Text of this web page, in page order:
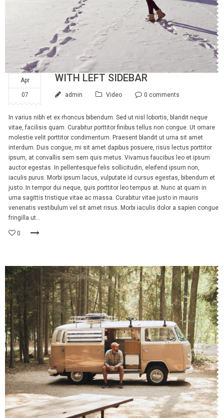
Apr
07
WITH LEFT SIDEBAR
admin Video 0 comments
In varius nibh et ex rhoncus bibendum. Sed ut nisl lobortis, blandit neque
vitae, facilisis quam. Curabitur porttitor finibus tellus non congue. Ut ornare
molestie velit porttitor condimentum. Praesent blandit ut urna sit amet
interdum. Duis congue, mi sit amet dapibus posuere, risus lectus porttitor
ipsum, at convallis sem sem quis metus. Vivamus faucibus leo et ipsum
auctor egestas. In pellentesque felis sollicitudin, eleifend ipsum non,
iaculis purus. Morbi ipsum lacus, vulputate id cursus egestas, bibendum et
justo. In tempor dui neque, quis porttitor leo tempus at. Nunc at quam in
urna sagittis tristique vitae ac massa. Curabitur vitae justo in mauris
venenatis vestibulum vel sit amet risus. Morbi iaculis dolor a sapien congue
fringilla ut...
0